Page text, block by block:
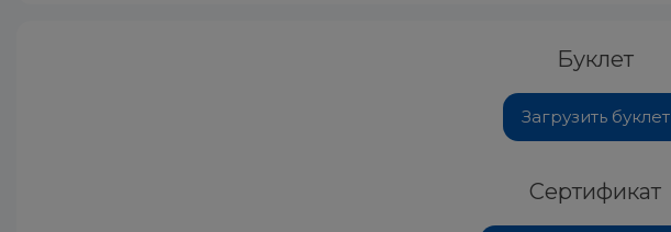
Буклет
Загрузить буклет
Сертификат